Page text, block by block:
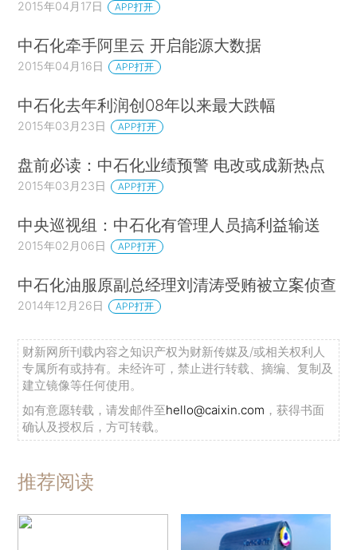
2015年04月17日 APP打开
中石化牵手阿里云 开启能源大数据
2015年04月16日 APP打开
中石化去年利润创08年以来最大跌幅
2015年03月23日 APP打开
盘前必读：中石化业绩预警 电改或成新热点
2015年03月23日 APP打开
中央巡视组：中石化有管理人员搞利益输送
2015年02月06日 APP打开
中石化油服原副总经理刘清涛受贿被立案侦查
2014年12月26日 APP打开
财新网所刊载内容之知识产权为财新传媒及/或相关权利人
专属所有或持有。未经许可，禁止进行转载、摘编、复制及
建立镜像等任何使用。
如有意愿转载，请发邮件至hello@caixin.com ，获得书面
确认及授权后，方可转载。
推荐阅读